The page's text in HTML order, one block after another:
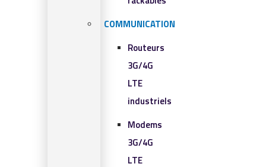
COMMUNICATION
Routeurs
3G/4G
LTE
industriels
Modems
3G/4G
LTE